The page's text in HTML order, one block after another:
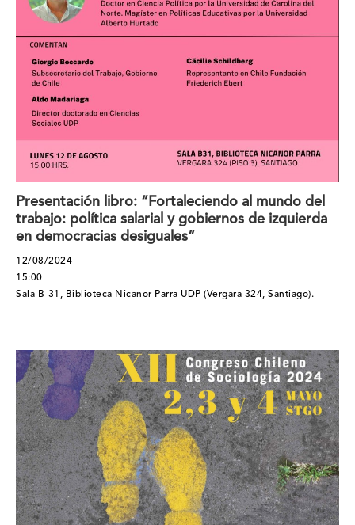
Presentación libro: “Fortaleciendo al mundo del
trabajo: política salarial y gobiernos de izquierda
en democracias desiguales”
12/08/2024
15:00
Sala B-31, Biblioteca Nicanor Parra UDP (Vergara 324, Santiago).